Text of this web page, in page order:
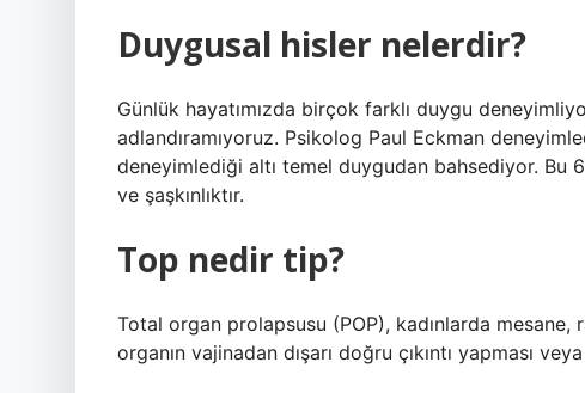
Duygusal hisler nelerdir?
Günlük hayatımızda birçok farklı duygu
adlandıramıyoruz. Psikolog Paul Eckman
deneyimlediği altı temel duygudan bahsediyor.
ve şaşkınlıktır.
Top nedir tip?
Total organ prolapsusu (POP), kadınlarda
organın vajinadan dışarı doğru çıkıntı yapması